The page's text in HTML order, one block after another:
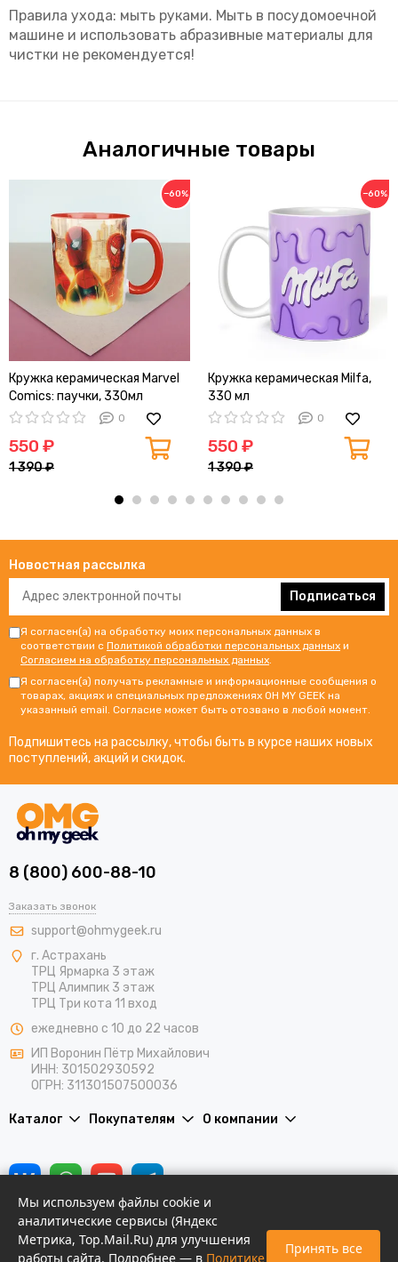
Правила ухода: мыть руками. Мыть в посудомоечной
машине и использовать абразивные материалы для
чистки не рекомендуется!
Аналогичные товары
−60%
Кружка керамическая Marvel
Comics: паучки, 330мл
(красная)
0
550 ₽
1 390 ₽
−60%
Кружка керамическая Milfa,
330 мл
0
550 ₽
1 390 ₽
Новостная рассылка
Подписаться
Я согласен(а) на обработку моих персональных данных в
соответствии с Политикой обработки персональных данных и
Согласием на обработку персональных данных.
Я согласен(а) получать рекламные и информационные сообщения о
товарах, акциях и специальных предложениях OH MY GEEK на
указанный email. Согласие может быть отозвано в любой момент.
Подпишитесь на рассылку, чтобы быть в курсе наших новых
поступлений, акций и скидок.
8 (800) 600-88-10
Заказать звонок
support@ohmygeek.ru
г. Астрахань
ТРЦ Ярмарка 3 этаж
ТРЦ Алимпик 3 этаж
ТРЦ Три кота 11 вход
ежедневно с 10 до 22 часов
ИП Воронин Пётр Михайлович
ИНН: 301502930592
ОГРН: 311301507500036
Каталог Покупателям О компании
Мы используем файлы cookie и
аналитические сервисы (Яндекс
Метрика, Top.Mail.Ru) для улучшения
работы сайта. Подробнее — в Политике
Принять все